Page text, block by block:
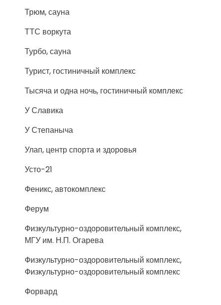
Трюм, сауна
ТТС воркута
Турбо, сауна
Турист, гостиничный комплекс
Тысяча и одна ночь, гостиничный комплекс
У Славика
У Степаныча
Улап, центр спорта и здоровья
Усто-21
Феникс, автокомплекс
Ферум
Физкультурно-оздоровительный комплекс,
МГУ им. Н.П. Огарева
Физкультурно-оздоровительный комплекс,
Физкультурно-оздоровительный комплекс
Форвард